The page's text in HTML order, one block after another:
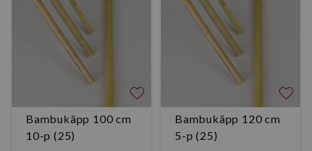
Bambukäpp 100 cm
10-p (25)
Bambukäpp 120 cm
5-p (25)